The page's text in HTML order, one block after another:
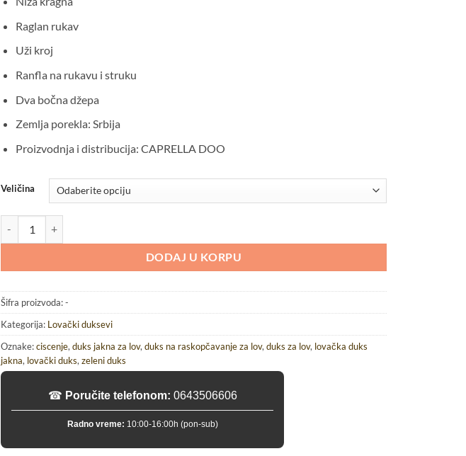
Raglan rukav
Uži kroj
Ranfla na rukavu i struku
Dva bočna džepa
Zemlja porekla: Srbija
Proizvodnja i distribucija: CAPRELLA DOO
Veličina
DODAJ U KORPU
Šifra proizvoda:-
Kategorija: Lovački duksevi
Oznake:ciscenje,duks jakna za lov,duks na raskopčavanje za lov,duks za lov, lovačka duks
jakna, lovački duks,zeleni duks
☎ Poručite telefonom: 0643506606
Radno vreme: 10:00-16:00h (pon-sub)